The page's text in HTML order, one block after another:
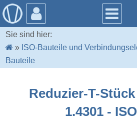
Sie sind hier:
» ISO-Bauteile und
Bauteile
Reduzier-T-
1.4301 -